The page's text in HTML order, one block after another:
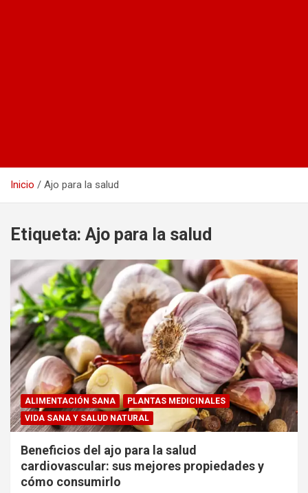
Inicio Ajo para la salud
Etiqueta: Ajo para la salud
ALIMENTACIÓN SANA
PLANTAS MEDICINALES
VIDA SANA Y SALUD NATURAL
Beneficios del ajo para la salud
cardiovascular: sus mejores propiedades y
cómo consumirlo